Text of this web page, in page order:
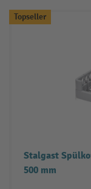
Topseller
Stalgast
500 mm